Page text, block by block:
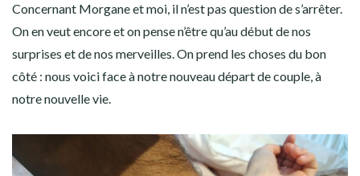
Concernant Morgane et moi, il n’est pas question de s’arrêter.
On en veut encore et on pense n’être qu’au début de nos
surprises et de nos merveilles. On prend les choses du bon
côté : nous voici face à notre nouveau départ de couple, à
notre nouvelle vie.